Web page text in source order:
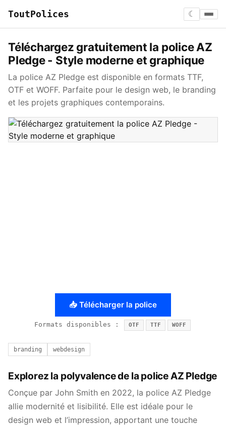
ToutPolices ☾
Téléchargez gratuitement la police AZ
Pledge - Style moderne et graphique
La police AZ Pledge est disponible en formats TTF,
OTF et WOFF. Parfaite pour le design web, le branding
et les projets graphiques contemporains.
📥 Télécharger la police
Formats disponibles : OTF TTF WOFF
branding webdesign
Explorez la polyvalence de la police AZ Pledge
Conçue par John Smith en 2022, la police AZ Pledge
allie modernité et lisibilité. Elle est idéale pour le
design web et l’impression, apportant une touche